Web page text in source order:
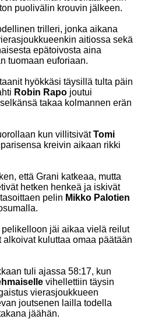
puolivälin krouvin jälkeen.
trilleri, jonka aikana
aitiossa sekä
epätoivosta aina
tuomaan euforiaan.
hyökkäsi täysillä tulta päin
Robin Rapo joutui
takaa kolmannen erän
kun villitsivätTomi
kreivin aikaan rikki
että Grani katkeaa, mutta
hetken henkeä ja iskivät
pelin Mikko Palotien
jäi aikaa vielä reilut
kuluttaa omaa päätään
tuli ajassa 58:17, kun
vihellettiin täysin
vierasjoukkueen
joutsenen lailla todella
jäähän.